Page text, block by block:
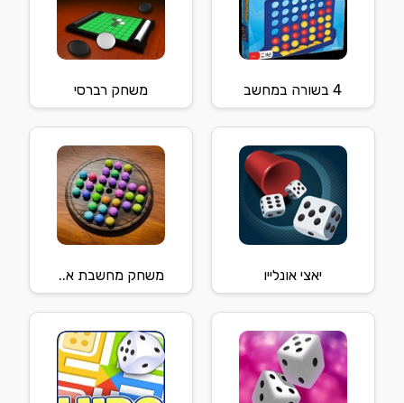
4 בשורה במחשב משחק רברסי
יאצי אונלייו משחק מחשבת א..